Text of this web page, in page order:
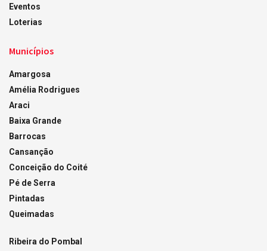
Eventos
Loterias
Municípios
Amargosa
Amélia Rodrigues
Araci
Baixa Grande
Barrocas
Cansanção
Conceição do Coité
Pé de Serra
Pintadas
Queimadas
Ribeira do Pombal